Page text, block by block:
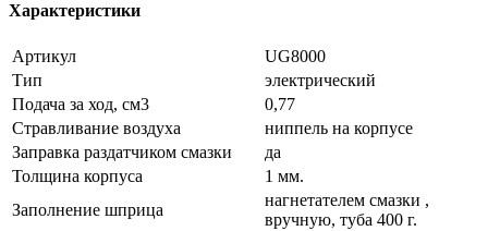
Характеристики
Артикул
UG8000
Тип
электрический
Подача за ход, см3
0,77
Стравливание воздуха
ниппель на корпусе
Заправка раздатчиком смазки
да
Толщина корпуса
1 мм.
Заполнение шприца
нагнетателем смазки ,
вручную, туба 400 г.